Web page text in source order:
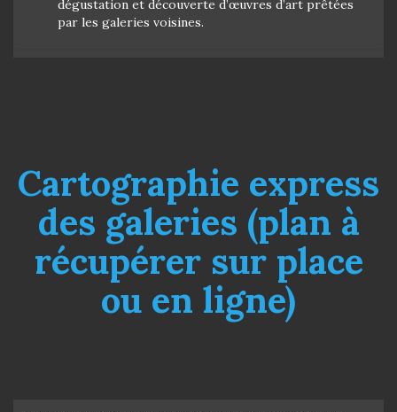
dégustation et découverte d’œuvres d’art prêtées
par les galeries voisines.
Cartographie express
des galeries (plan à
récupérer sur place
ou en ligne)